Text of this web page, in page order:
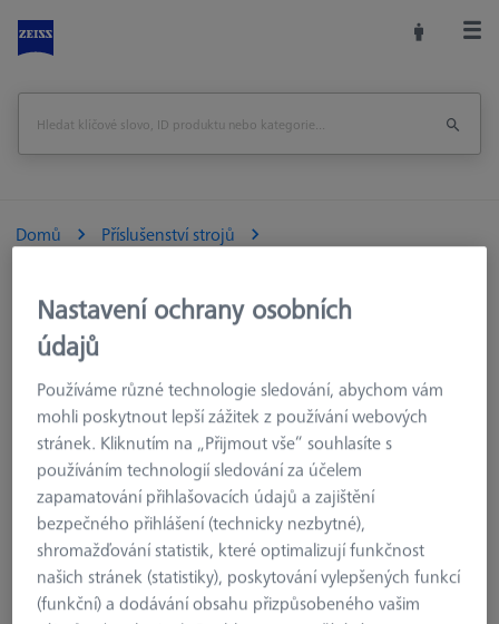
Domů
Příslušenství strojů
MSR pro dotykový měřicí stroj
MSR 2.0
Zásobník Multi Sensor Rack (MSR 2.0) Z800
Vytisknout stránku
Zpět na
Nastavení ochrany osobních
údajů
Používáme různé technologie sledování, abychom vám
mohli poskytnout lepší zážitek z používání webových
stránek. Kliknutím na „Přijmout vše“ souhlasíte s
používáním technologií sledování za účelem
zapamatování přihlašovacích údajů a zajištění
bezpečného přihlášení (technicky nezbytné),
shromažďování statistik, které optimalizují funkčnost
našich stránek (statistiky), poskytování vylepšených funkcí
(funkční) a dodávání obsahu přizpůsobeného vašim